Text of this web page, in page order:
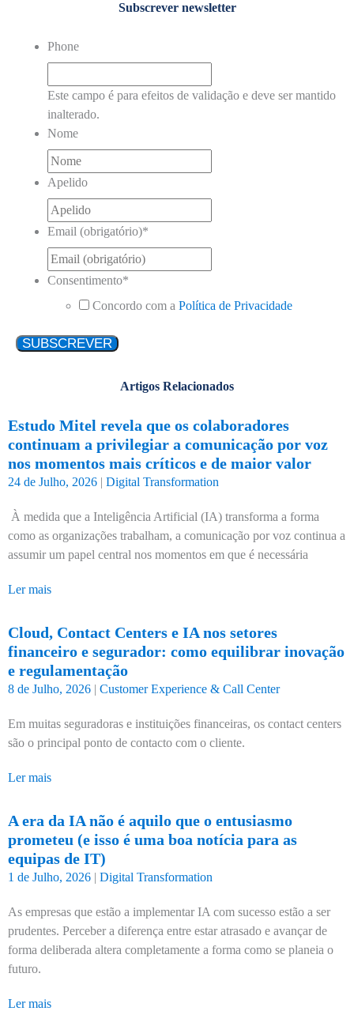
Subscrever newsletter
Phone
Este campo é para efeitos de validação e deve ser mantido
inalterado.
Nome
Apelido
Email (obrigatório)*
Consentimento*
Concordo com a Política de Privacidade
Artigos Relacionados
Estudo Mitel revela que os colaboradores
continuam a privilegiar a comunicação por voz
nos momentos mais críticos e de maior valor
24 de Julho, 2026 | Digital Transformation
À medida que a Inteligência Artificial (IA) transforma a forma
como as organizações trabalham, a comunicação por voz continua a
assumir um papel central nos momentos em que é necessária
Ler mais
Cloud, Contact Centers e IA nos setores
financeiro e segurador: como equilibrar inovação
e regulamentação
8 de Julho, 2026 | Customer Experience & Call Center
Em muitas seguradoras e instituições financeiras, os contact centers
são o principal ponto de contacto com o cliente.
Ler mais
A era da IA não é aquilo que o entusiasmo
prometeu (e isso é uma boa notícia para as
equipas de IT)
1 de Julho, 2026 | Digital Transformation
As empresas que estão a implementar IA com sucesso estão a ser
prudentes. Perceber a diferença entre estar atrasado e avançar de
forma deliberada altera completamente a forma como se planeia o
futuro.
Ler mais